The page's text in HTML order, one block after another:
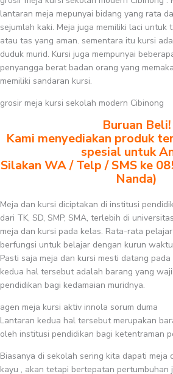
lantaran meja mepunyai bidang yang rata
sejumlah kaki. Meja juga memiliki laci untuk
atau tas yang aman. sementara itu kursi
duduk murid. Kursi juga mempunyai
penyangga berat badan orang yang
memiliki sandaran kursi.
grosir meja kursi sekolah modern Cibinong
Buruan Beli!
Kami menyediakan produk
spesial untuk
Silakan WA / Telp / SMS ke
Nanda)
Meja dan kursi diciptakan di institusi
dari TK, SD, SMP, SMA, terlebih di
meja dan kursi pada kelas. Rata-rata
berfungsi untuk belajar dengan kurun
Pasti saja meja dan kursi mesti datang
kedua hal tersebut adalah barang yang
pendidikan bagi kedamaian muridnya.
agen meja kursi aktiv innola sorum duma
Lantaran kedua hal tersebut merupakan
oleh institusi pendidikan bagi ketentraman
Biasanya di sekolah sering kita dapati meja
kayu , akan tetapi bertepatan pertumbuhan